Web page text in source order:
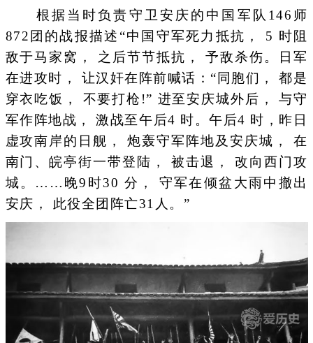
根据当时负责守卫安庆的中国军队146师
872团的战报描述“中国守军死力抵抗， 5 时阻
敌于马家窝， 之后节节抵抗， 予敌杀伤。日军
在进攻时， 让汉奸在阵前喊话：“同胞们， 都是
穿衣吃饭， 不要打枪!” 进至安庆城外后， 与守
军作阵地战， 激战至午后4 时。午后4 时，昨日
虚攻南岸的日舰， 炮轰守军阵地及安庆城， 在
南门、皖亭街一带登陆， 被击退， 改向西门攻
城。……晚9时30 分， 守军在倾盆大雨中撤出
安庆， 此役全团阵亡31人。”